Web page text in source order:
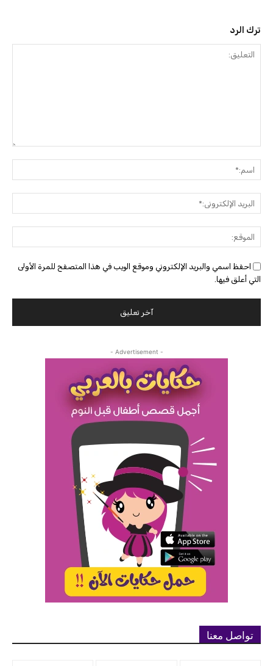
ترك الرد
احفظ اسمي والبريد الإلكتروني وموقع الويب في هذا المتصفح للمرة الأولى
التي أعلق فيها.
- Advertisement -
تواصل معنا